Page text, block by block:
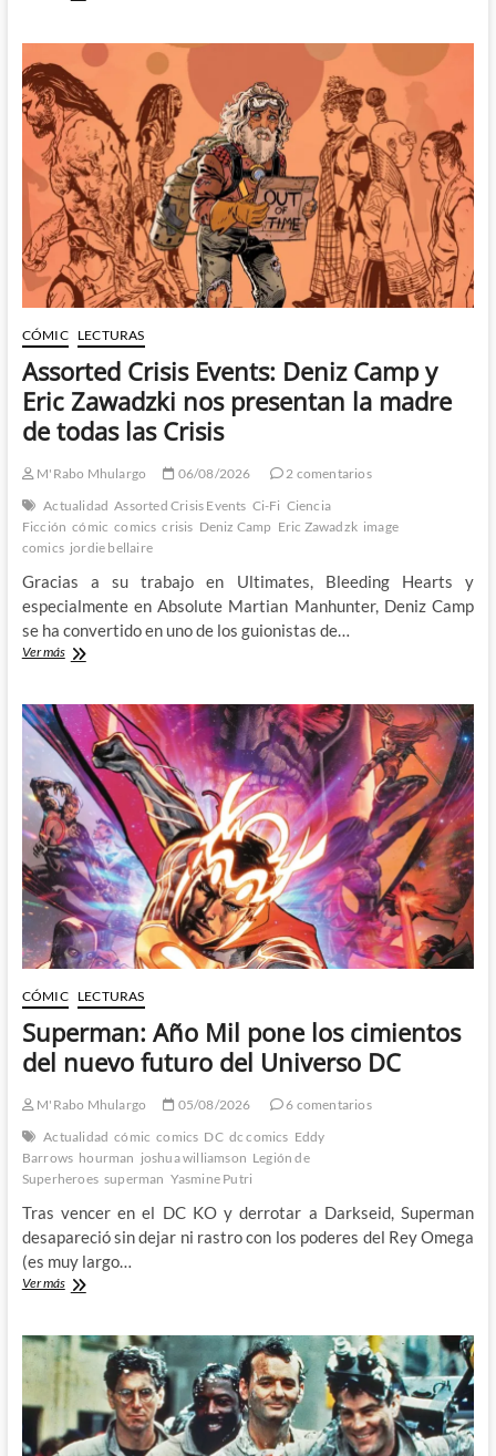
Mignola
y
Greg
Hinkle
recuperan
el
pulp
de
ciencia
ficción
CÓMIC LECTURAS
Assorted Crisis Events: Deniz Camp y
Eric Zawadzki nos presentan la madre
de todas las Crisis
M'Rabo Mhulargo 06/08/2026
2 comentarios
Actualidad Assorted Crisis Events Ci-Fi Ciencia
Ficción cómic comics crisis Deniz Camp Eric Zawadzk image
comics jordie bellaire
Gracias a su trabajo en Ultimates, Bleeding Hearts y
especialmente en Absolute Martian Manhunter, Deniz Camp
se ha convertido en uno de los guionistas de…
Ver másAssorted
Deniz
Camp
y
Eric
Zawadzki
nos
presentan
la
madre
de
todas
las
Crisis
CÓMIC LECTURAS
Superman: Año Mil pone los cimientos
del nuevo futuro del Universo DC
M'Rabo Mhulargo 05/08/2026
6 comentarios
Actualidad cómic comics DC dc comics Eddy
Barrows hourman joshua williamson Legión de
Superheroes superman Yasmine Putri
Tras vencer en el DC KO y derrotar a Darkseid, Superman
desapareció sin dejar ni rastro con los poderes del Rey Omega
(es muy largo…
Ver másSuperman:
pone
los
cimientos
nuevo
futuro